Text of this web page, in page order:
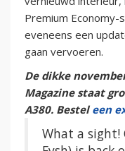
Premium
eveneens een
gaan vervoeren.
De dikke
Magazine staat
A380. Bestel een
What a sight!